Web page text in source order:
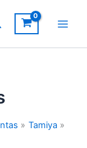
Tamiya